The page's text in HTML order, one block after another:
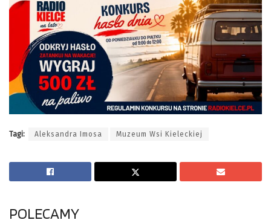
Tagi: Aleksandra Imosa Muzeum Wsi Kieleckiej
POLECAMY